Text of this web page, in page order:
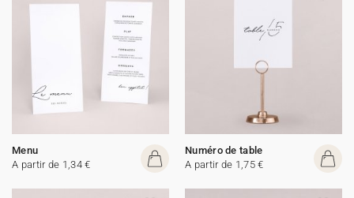
Menu
A partir de 1,34 €
Numéro de table
A partir de 1,75 €